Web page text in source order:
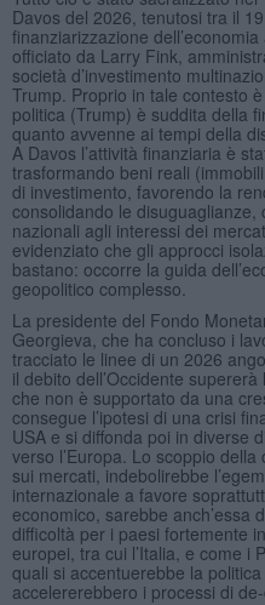
Davos del 2026, tenutosi tra il
finanziarizzazione
officiato da Larry Fink,
società d’investimento
Trump. Proprio in tale contesto
politica (Trump) è suddita della
quanto avvenne ai tempi della
A Davos l’attività finanziaria è
trasformando beni reali
di investimento, favorendo la
consolidando le
nazionali agli interessi dei
evidenziato che gli approcci
bastano: occorre la guida
geopolitico complesso.
La presidente del Fondo
Georgieva, che ha concluso i
tracciato le linee di un 2026
il debito dell’Occidente
che non è supportato da una
consegue l’ipotesi di una crisi
USA e si diffonda poi in diverse
verso l’Europa. Lo scoppio
sui mercati, indebolirebbe
internazionale a favore
economico, sarebbe anch’essa
difficoltà per i paesi fortemente
europei, tra cui l’Italia, e come i
quali si accentuerebbe la
accelererebbero i processi di